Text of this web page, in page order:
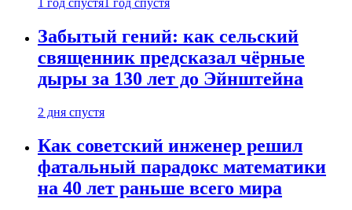
1 год спустя 1 год спустя
Забытый гений: как сельский
священник предсказал чёрные
дыры за 130 лет до Эйнштейна
2 дня спустя
Как советский инженер решил
фатальный парадокс математики
на 40 лет раньше всего мира